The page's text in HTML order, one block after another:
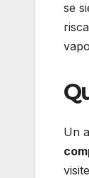
se
Un